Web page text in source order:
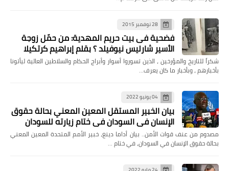
28 نوفمبر 2015
فضحية فى بيت حريم المهدية: من حمّل زوجة
الأسير شارليس نيوفيلد ؟ بقلم إبراهيم كرتكيلا
شكراً للتاريخ والمؤرخين ، الذين تسوروا أسوار وأبراج الحكام والسلاطين العالية ليأتونا
بأخبارهم ، وبأخبار ما كان يعرف…
04 يونيو 2022
بيان الخبير المستقل المعين المعني بحالة حقوق
الإنسان في السودان في ختام زيارته للسودان
مصدوم من عنف قوات الأمن.. بيان أداما دينغ، خبير الأمم المتحدة المعين المعني
بحالة حقوق الإنسان في السودان، في ختام …